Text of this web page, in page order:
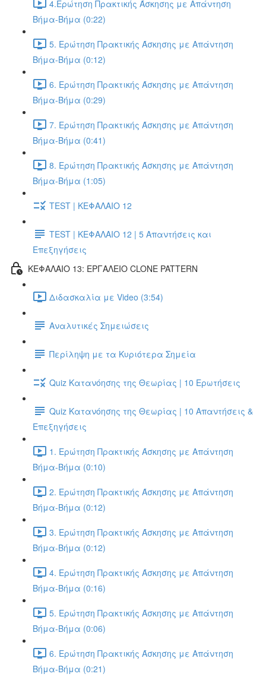
4.Ερώτηση Πρακτικής Άσκησης με Απάντηση
Βήμα-Βήμα (0:22)
5. Ερώτηση Πρακτικής Άσκησης με Απάντηση
Βήμα-Βήμα (0:12)
6. Ερώτηση Πρακτικής Άσκησης με Απάντηση
Βήμα-Βήμα (0:29)
7. Ερώτηση Πρακτικής Άσκησης με Απάντηση
Βήμα-Βήμα (0:41)
8. Ερώτηση Πρακτικής Άσκησης με Απάντηση
Βήμα-Βήμα (1:05)
TEST | ΚΕΦΑΛΑΙΟ 12
TEST | ΚΕΦΑΛΑΙΟ 12 | 5 Απαντήσεις και
Επεξηγήσεις
ΚΕΦΑΛΑΙΟ 13: ΕΡΓΑΛΕΙΟ CLONE PATTERN
Διδασκαλία με Video (3:54)
Αναλυτικές Σημειώσεις
Περίληψη με τα Κυριότερα Σημεία
Quiz Κατανόησης της Θεωρίας | 10 Ερωτήσεις
Quiz Κατανόησης της Θεωρίας | 10 Απαντήσεις &
Επεξηγήσεις
1. Ερώτηση Πρακτικής Άσκησης με Απάντηση
Βήμα-Βήμα (0:10)
2. Ερώτηση Πρακτικής Άσκησης με Απάντηση
Βήμα-Βήμα (0:12)
3. Ερώτηση Πρακτικής Άσκησης με Απάντηση
Βήμα-Βήμα (0:12)
4. Ερώτηση Πρακτικής Άσκησης με Απάντηση
Βήμα-Βήμα (0:16)
5. Ερώτηση Πρακτικής Άσκησης με Απάντηση
Βήμα-Βήμα (0:06)
6. Ερώτηση Πρακτικής Άσκησης με Απάντηση
Βήμα-Βήμα (0:21)